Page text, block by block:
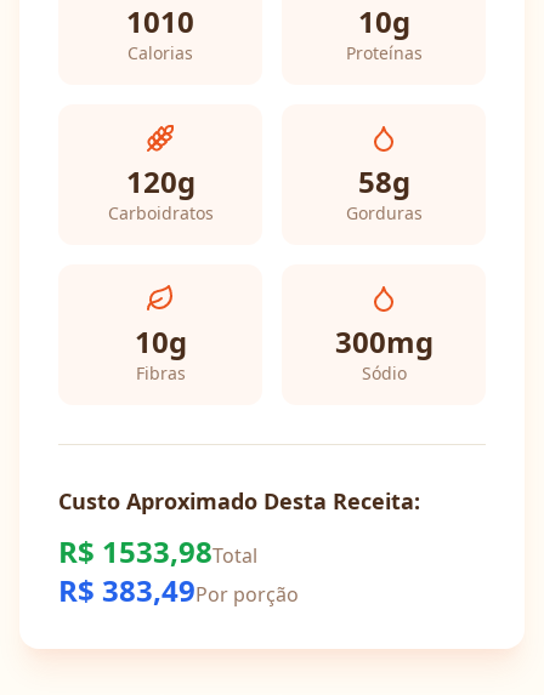
1010
Calorias
10g
Proteínas
120g
Carboidratos
58g
Gorduras
10g
Fibras
300mg
Sódio
Custo Aproximado Desta Receita:
R$ 1533,98Total
R$ 383,49Por porção